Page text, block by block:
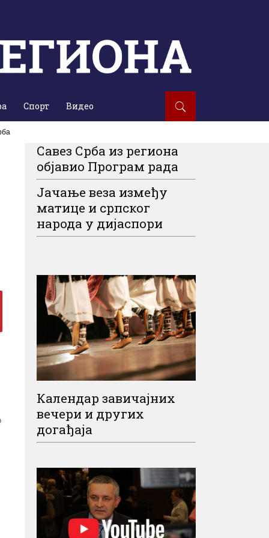
Спорт Видео
Савез Срба из региона
објавио Програм рада
Јачање веза између
матице и српског
народа у дијаспори
Календар завичајних
вечери и других
догађаја